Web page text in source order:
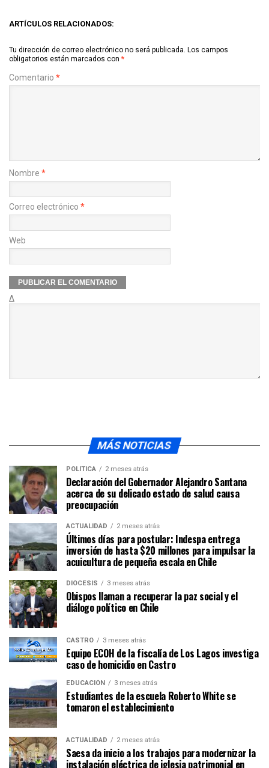
ARTÍCULOS RELACIONADOS:
Tu dirección de correo electrónico no será publicada. Los campos
obligatorios están marcados con *
Comentario *
Nombre *
Correo electrónico *
Web
Δ
MÁS NOTICIAS
POLÍTICA 2 meses atrás
Declaración del Gobernador Alejandro Santana
acerca de su delicado estado de salud causa
preocupación
ACTUALIDAD 2 meses atrás
Últimos días para postular: Indespa entrega
inversión de hasta $20 millones para impulsar la
acuicultura de pequeña escala en Chile
DIÓCESIS 3 meses atrás
Obispos llaman a recuperar la paz social y el
diálogo político en Chile
CASTRO 3 meses atrás
Equipo ECOH de la fiscalía de Los Lagos investiga
caso de homicidio en Castro
EDUCACIÓN 3 meses atrás
Estudiantes de la escuela Roberto White se
tomaron el establecimiento
ACTUALIDAD 2 meses atrás
Saesa da inicio a los trabajos para modernizar la
instalación eléctrica de iglesia patrimonial en